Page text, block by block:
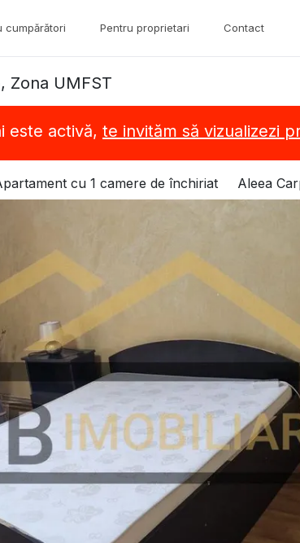
cumpărători Pentru proprietari Contact
Zona UMFST
este activă, te invităm să vizualizezi
cu 1 camere de închiriat Aleea